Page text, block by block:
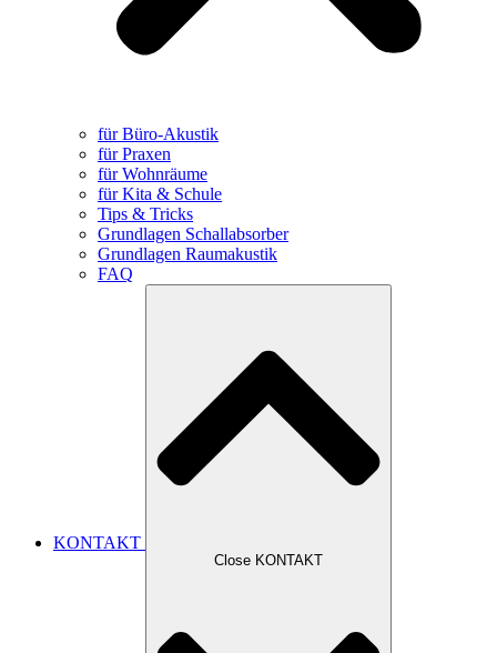
für Büro-Akustik
für Praxen
für Wohnräume
für Kita & Schule
Tips & Tricks
Grundlagen Schallabsorber
Grundlagen Raumakustik
FAQ
KONTAKT
Close KONTAKT